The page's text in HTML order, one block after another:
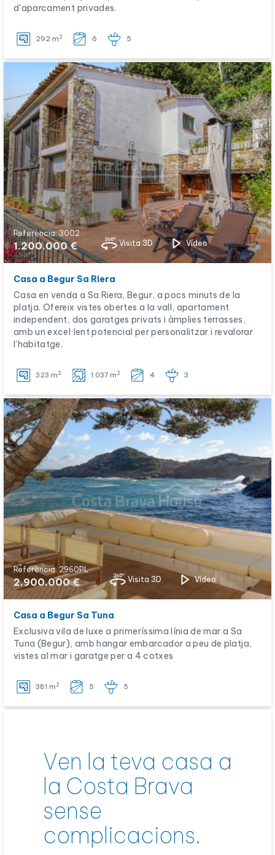
d'aparcament privades.
292 m 2 6 5
Referència: 3002
1.200.000 € Visita 3D Vídeo
Casa a Begur Sa Riera
Casa en venda a Sa Riera, Begur, a pocs minuts de la
platja. Ofereix vistes obertes a la vall, apartament
independent, dos garatges privats i àmplies terrasses,
amb un excel·lent potencial per personalitzar i revalorar
l'habitatge.
323 m 2 1.037 m 2 4 3
Referència: 2960PL
2.900.000 € Visita 3D Vídeo
Casa a Begur Sa Tuna
Exclusiva vila de luxe a primeríssima línia de mar a Sa
Tuna (Begur), amb hangar embarcador a peu de platja,
vistes al mar i garatge per a 4 cotxes
381 m 2 5 5
Ven la teva casa a
la Costa Brava
sense
complicacions.